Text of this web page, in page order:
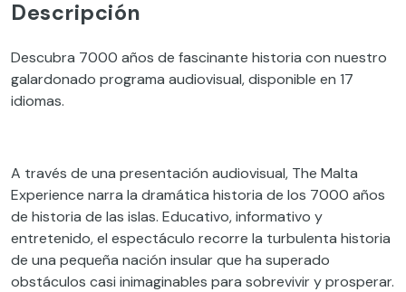
Descripción
Descubra 7000 años de fascinante historia con nuestro
galardonado programa audiovisual, disponible en 17
idiomas.
A través de una presentación audiovisual, The Malta
Experience narra la dramática historia de los 7000 años
de historia de las islas. Educativo, informativo y
entretenido, el espectáculo recorre la turbulenta historia
de una pequeña nación insular que ha superado
obstáculos casi inimaginables para sobrevivir y prosperar.